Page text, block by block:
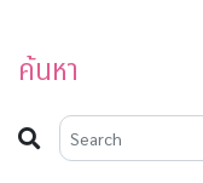
ค้นหา